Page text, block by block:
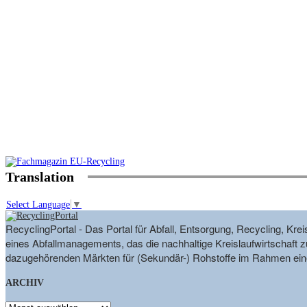
Translation
Select Language ▼
RecyclingPortal - Das Portal für Abfall, Entsorgung, Recycling,
eines Abfallmanagements, das die nachhaltige
dazugehörenden Märkten für (Sekundär-) Rohstoffe im Rahmen
ARCHIV